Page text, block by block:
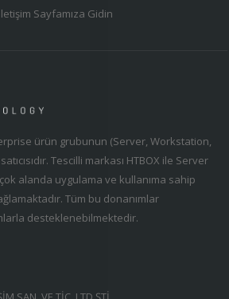
Sayfamıza Gidin
ürün grubunun (Server, Workstation,
Tescilli markası HTBOX ile Server
alanda uygulama ve kullanıma sahip
Tüm bu donanımlar
desteklenebilmektedir.